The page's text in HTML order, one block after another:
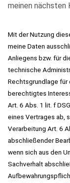
meinen nächsten
Mit der Nutzung
meine Daten
Anliegens bzw. für
technische
Rechtsgrundlage für
berechtigtes
Art. 6 Abs. 1 lit. f
eines Vertrages ab,
Verarbeitung Art. 6
abschließender
wenn sich aus den
Sachverhalt